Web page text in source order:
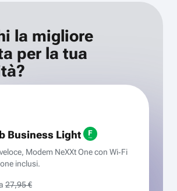
la migliore
per la tua
Business Light
Modem NeXXt One con Wi‑Fi
inclusi.
27,95 €